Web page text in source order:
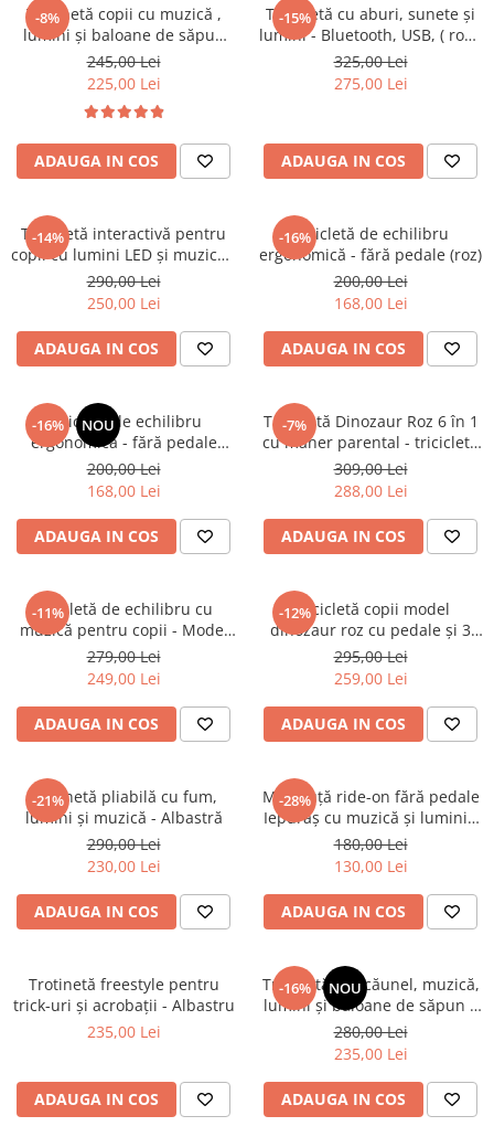
Jucarii pentru Bebe (0–2 ani)
Jocuri de Constructie & Asamblare
Puzzle & Jocuri de Logica
Jucarii din Lemn Natural
Trenulete & Seturi Feroviare
Jucarii pentru Dezvoltare
-8%
Trotinetă copii cu muzică ,
lumini și baloane de săpun
(roz)
245,00 Lei
225,00 Lei
ADAUGA IN COS
-15%
Trotinetă cu aburi, sunete și
lumini - Bluetooth, USB, ( rosu
)
325,00 Lei
275,00 Lei
ADAUGA IN COS
-14%
Tricicletă interactivă pentru
copii cu lumini LED și muzică -
Albastru
290,00 Lei
250,00 Lei
ADAUGA IN COS
-16%Bicicletă de echilibru
ergonomică - fără pedale (roz)
200,00 Lei
168,00 Lei
ADAUGA IN COS
-16% NOU
Bicicletă de echilibru
ergonomică - fără pedale
(verde)
200,00 Lei
168,00 Lei
ADAUGA IN COS
-7%
Trotinetă Dinozaur Roz 6 în 1
cu maner parental - tricicletă
copii multifuncțională
309,00 Lei
288,00 Lei
ADAUGA IN COS
-11%
Bicicletă de echilibru cu
muzică pentru copii - Model
dinozaur roz
279,00 Lei
249,00 Lei
ADAUGA IN COS
-12%
Tricicletă copii model
dinozaur roz cu pedale și 3
roți
295,00 Lei
259,00 Lei
ADAUGA IN COS
-21%
Trotinetă pliabilă cu fum,
lumini și muzică - Albastră
290,00 Lei
230,00 Lei
ADAUGA IN COS
-28%
Mașinuță ride-on fără pedale
Iepuraș cu muzică și lumini -
Roz
180,00 Lei
130,00 Lei
ADAUGA IN COS
Trotinetă freestyle pentru
trick-uri și acrobații - Albastru
235,00 Lei
ADAUGA IN COS
-16% NOU
Trotinetă cu scăunel, muzică,
lumini și baloane de săpun –
Verde
280,00 Lei
235,00 Lei
ADAUGA IN COS